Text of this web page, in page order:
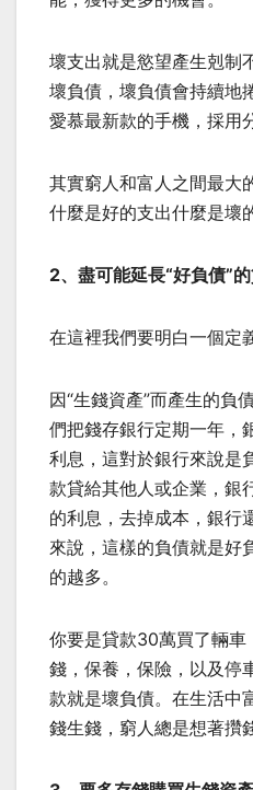
壞支出就是慾望產生剋制
壞負債，壞負債會持續地
愛慕最新款的手機，採用
其實窮人和富人之間最大
什麼是好的支出什麼是壞
2、盡可能延長“好負債”的
在這裡我們要明白一個定
因“生錢資產”而產生的負
們把錢存銀行定期一年，
利息，這對於銀行來說是
款貸給其他人或企業，銀
的利息，去掉成本，銀行
來說，這樣的負債就是好
的越多。
你要是貸款30萬買了輛車
錢，保養，保險，以及停
款就是壞負債。在生活中
錢生錢，窮人總是想著攢